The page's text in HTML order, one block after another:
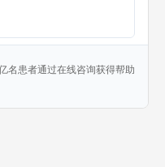
名患者通过在线咨询获得帮助